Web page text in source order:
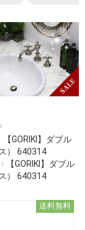
›
【GORIKI】ダブル
） 640314
›
【GORIKI】ダブル
） 640314
送料無料